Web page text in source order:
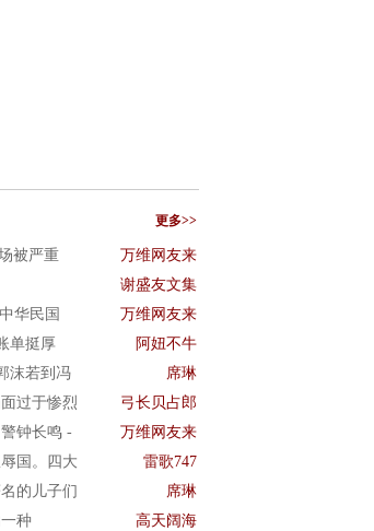
更多>>
被严重 万维网友来
谢盛友文集
华民国 万维网友来
单挺厚 阿妞不牛
沫若到冯 席琳
过于惨烈 弓长贝占郎
钟长鸣 - 万维网友来
国。四大 雷歌747
的儿子们 席琳
种 高天阔海